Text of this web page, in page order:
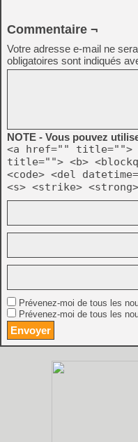
Commentaire ¬
Votre adresse e-mail ne
obligatoires sont indiqués
NOTE - Vous pouvez
<a href="" title="">
title=""> <b>
<code> <del
<s> <strike> <strong>
Prévenez-moi de tous les
Prévenez-moi de tous les